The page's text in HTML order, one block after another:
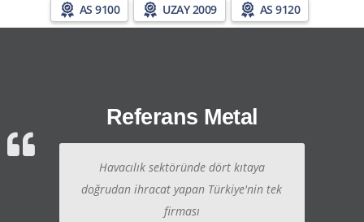
AS 9100 UZAY 2009 AS 9120
Referans Metal
Havacılık sektöründe dört kıtaya
doğrudan ihracat yapan Türkiye'nin tek
firması